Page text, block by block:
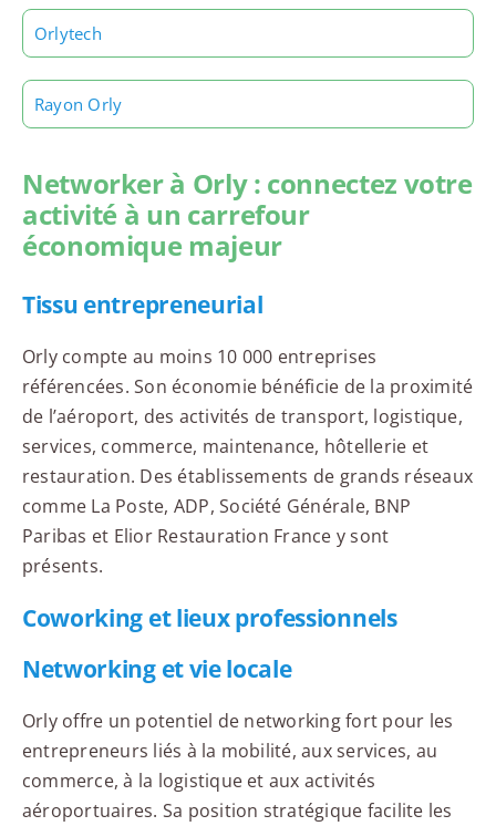
Orlytech
Rayon Orly
Networker à Orly : connectez votre
activité à un carrefour
économique majeur
Tissu entrepreneurial
Orly compte au moins 10 000 entreprises
référencées. Son économie bénéficie de la proximité
de l’aéroport, des activités de transport, logistique,
services, commerce, maintenance, hôtellerie et
restauration. Des établissements de grands réseaux
comme La Poste, ADP, Société Générale, BNP
Paribas et Elior Restauration France y sont
présents.
Coworking et lieux professionnels
Networking et vie locale
Orly offre un potentiel de networking fort pour les
entrepreneurs liés à la mobilité, aux services, au
commerce, à la logistique et aux activités
aéroportuaires. Sa position stratégique facilite les